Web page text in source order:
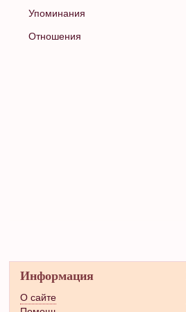
Упоминания
Отношения
Информация
О сайте